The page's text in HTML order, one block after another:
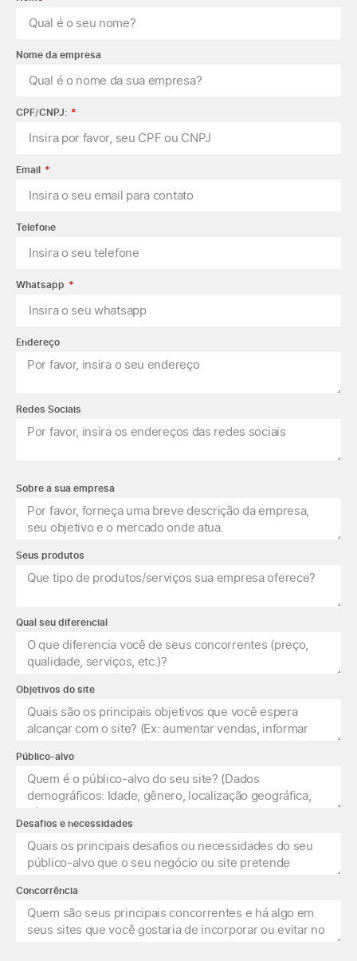
Nome da empresa
CPF/CNPJ:
Email
Telefone
Whatsapp
Endereço
Redes Sociais
Sobre a sua empresa
Seus produtos
Qual seu diferencial
Objetivos do site
Público-alvo
Desafios e necessidades
Concorrência